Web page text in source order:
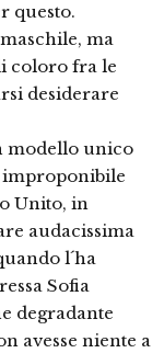
questo.
ma
coloro fra le
desiderare
modello unico
improponibile
Unito, in
audacissima
l´ha
Sofia
degradante
avesse niente a